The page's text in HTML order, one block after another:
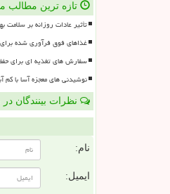
تازه ترین مطالب
تأثیر عادات روزانه بر سلامت
غذاهای فوق فرآوری شده
سفارش های تغذیه ای برای
نوشیدنی های معجزه آسا با کم
نظرات بینندگان
نام:
ایمیل: